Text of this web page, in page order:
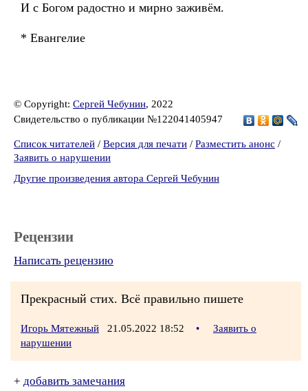
И с Богом радостно и мирно заживём.
* Евангелие
© Copyright: Сергей Чебунин, 2022
Свидетельство о публикации №122041405947
Список читателей / Версия для печати / Разместить анонс /
Заявить о нарушении
Другие произведения автора Сергей Чебунин
Рецензии
Написать рецензию
Прекрасный стих. Всё правильно пишете
Игорь Мятежный 21.05.2022 18:52 •
Заявить о
нарушении
+ добавить замечания